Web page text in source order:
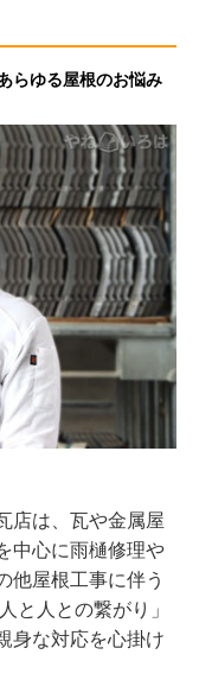
らゆる屋根のお悩み
店は、瓦や金属屋
中心に雨樋修理や
他屋根工事に伴う
と人との繋がり」
身な対応を心掛け